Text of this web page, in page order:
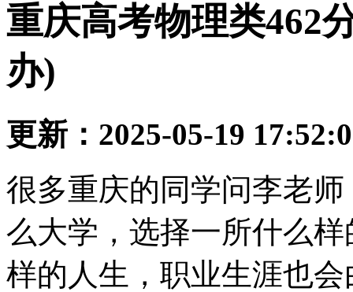
重庆高考物理类462
办)
更新：2025-05-19
很多重庆的同学问李老
么大学，选择一所什么
样的人生，职业生涯也